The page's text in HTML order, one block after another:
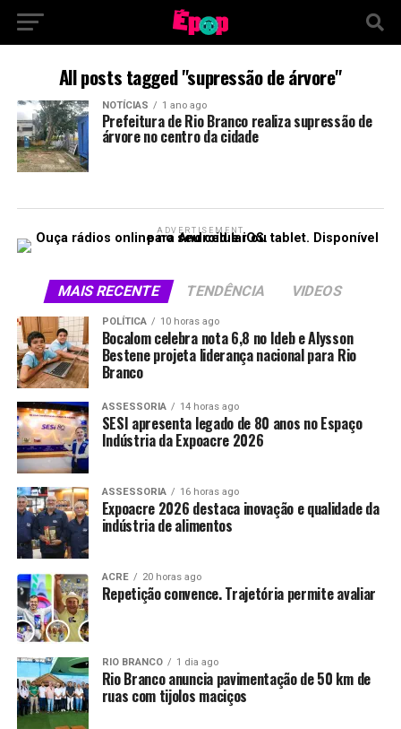
All posts tagged "supressão de árvore"
NOTÍCIAS 1 ano ago
Prefeitura de Rio Branco realiza supressão de
árvore no centro da cidade
ADVERTISEMENT
MAIS RECENTE TENDÊNCIA VIDEOS
POLÍTICA 10 horas ago
Bocalom celebra nota 6,8 no Ideb e Alysson
Bestene projeta liderança nacional para Rio
Branco
ASSESSORIA 14 horas ago
SESI apresenta legado de 80 anos no Espaço
Indústria da Expoacre 2026
ASSESSORIA 16 horas ago
Expoacre 2026 destaca inovação e qualidade da
indústria de alimentos
ACRE 20 horas ago
Repetição convence. Trajetória permite avaliar
RIO BRANCO 1 dia ago
Rio Branco anuncia pavimentação de 50 km de
ruas com tijolos maciços